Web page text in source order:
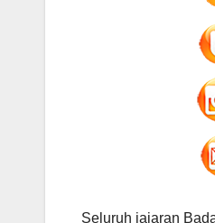
Seluruh jajaran